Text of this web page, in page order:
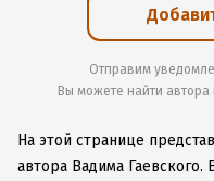
Отправим
Вы можете найти
На этой странице
автора Вадима Гаевского.